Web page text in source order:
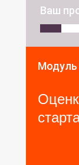
Модуль
Ваш